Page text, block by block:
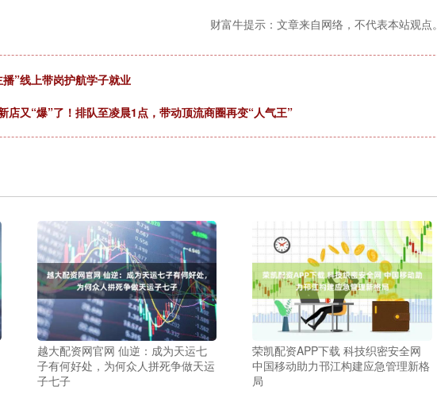
财富牛提示：文章来自网络，不代表本站观点。
”线上带岗护航学子就业
店又“爆”了！排队至凌晨1点，带动顶流商圈再变“人气王”
越大配资网官网 仙逆：成为天运七
子有何好处，为何众人拼死争做天运
子七子
荣凯配资APP下载 科技织密安全网
中国移动助力邗江构建应急管理新格
局